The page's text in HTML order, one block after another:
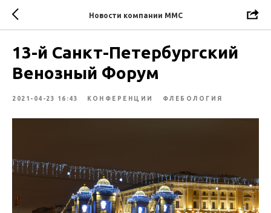
Новости компании ММС
13-й Санкт-Петербургский
Венозный Форум
2021-04-23 16:43 КОНФЕРЕНЦИИ ФЛЕБОЛОГИЯ